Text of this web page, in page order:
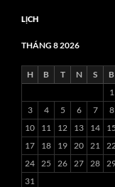
LỊCH
THÁNG 8 2026
H B T N S B
1
3
4 5 6 7 8
10
11 12 13 14 15
17
18 19 20 21
24 25 26 27 28
31